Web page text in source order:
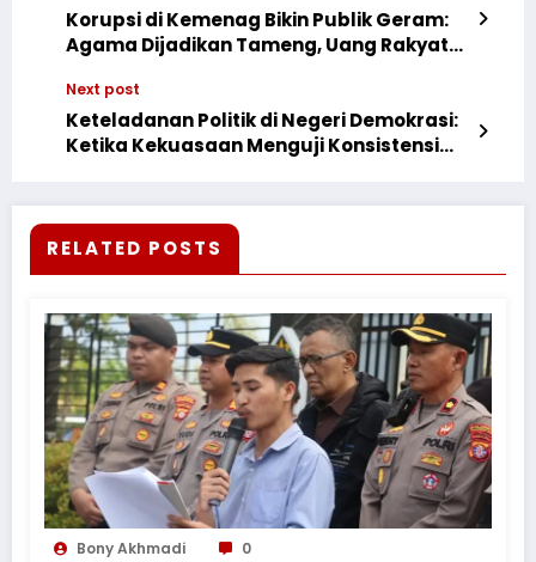
Korupsi di Kemenag Bikin Publik Geram:
Agama Dijadikan Tameng, Uang Rakyat
Next post
Keteladanan Politik di Negeri Demokrasi:
Ketika Kekuasaan Menguji Konsistensi
RELATED POSTS
Bony Akhmadi 0